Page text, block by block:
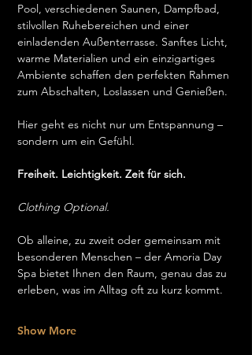
Pool, verschiedenen Saunen, Dampfbad,
stilvollen Ruhebereichen und einer
einladenden Außenterrasse. Sanftes Licht,
warme Materialien und ein einzigartiges
Ambiente schaffen den perfekten Rahmen
zum Abschalten, Loslassen und Genießen.
Hier geht es nicht nur um Entspannung –
sondern um ein Gefühl.
Freiheit. Leichtigkeit. Zeit für sich.
Clothing Optional.
Ob alleine, zu zweit oder gemeinsam mit
besonderen Menschen – der Amoria Day
Spa bietet Ihnen den Raum, genau das zu
erleben, was im Alltag oft zu kurz kommt.
Show More